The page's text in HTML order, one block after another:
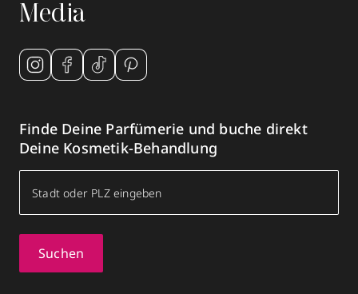
Media
Finde Deine Parfümerie und buche direkt
Deine Kosmetik-Behandlung
Suchen